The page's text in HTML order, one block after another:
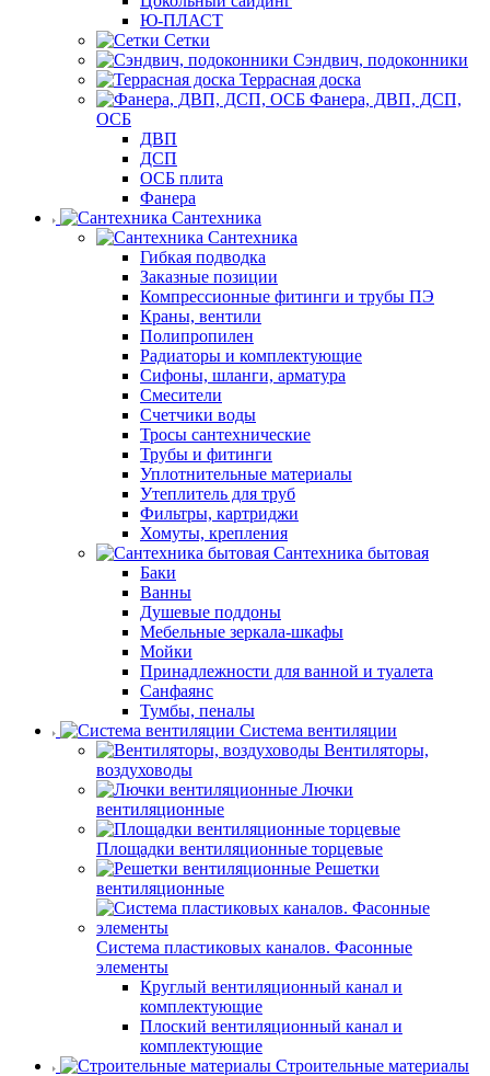
Ю-ПЛАСТ
Сетки
Сэндвич, подоконники
Террасная доска
Фанера, ДВП, ДСП,
ОСБ
ДВП
ДСП
ОСБ плита
Фанера
Сантехника
Сантехника
Гибкая подводка
Заказные позиции
Компрессионные фитинги и трубы ПЭ
Краны, вентили
Полипропилен
Радиаторы и комплектующие
Сифоны, шланги, арматура
Смесители
Счетчики воды
Тросы сантехнические
Трубы и фитинги
Уплотнительные материалы
Утеплитель для труб
Фильтры, картриджи
Хомуты, крепления
Сантехника бытовая
Баки
Ванны
Душевые поддоны
Мебельные зеркала-шкафы
Мойки
Принадлежности для ванной и туалета
Санфаянс
Тумбы, пеналы
Система вентиляции
Вентиляторы,
воздуховоды
Лючки
вентиляционные
Площадки вентиляционные торцевые
Решетки
вентиляционные
Система пластиковых каналов. Фасонные
элементы
Круглый вентиляционный канал и
комплектующие
Плоский вентиляционный канал и
комплектующие
Строительные материалы